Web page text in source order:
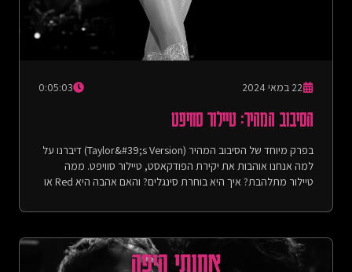
22 במאי 2024 0:05:03
הסיבוב המהיר: טיילור סוויפט
בפרק מיוחד של הסיבוב המהיר (Taylor&#39;s Version) דיברנו על
למה אנחנו אוהבות את יקירת הפודקאסט, טיילור סוויפט. ממה
טיילור מתלהבת? איך היא בוחרת סינגלים? והאם אהבה היא Red או
Tortured Poets Department - Taylor
si=0rkmLsnwQaej6yh1DC53-QPic by Taylor Swift in 4kדף
הפרק באתר: https://achotihayafa.com/episodes/quick-